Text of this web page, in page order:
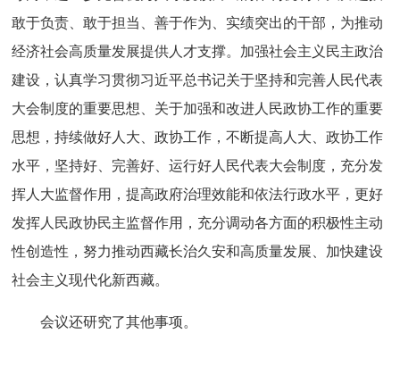
敢于负责、敢于担当、善于作为、实绩突出的干部，为推动
经济社会高质量发展提供人才支撑。加强社会主义民主政治
建设，认真学习贯彻习近平总书记关于坚持和完善人民代表
大会制度的重要思想、关于加强和改进人民政协工作的重要
思想，持续做好人大、政协工作，不断提高人大、政协工作
水平，坚持好、完善好、运行好人民代表大会制度，充分发
挥人大监督作用，提高政府治理效能和依法行政水平，更好
发挥人民政协民主监督作用，充分调动各方面的积极性主动
性创造性，努力推动西藏长治久安和高质量发展、加快建设
社会主义现代化新西藏。
会议还研究了其他事项。